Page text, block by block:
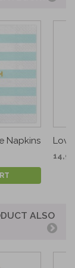
Napkins
ALSO